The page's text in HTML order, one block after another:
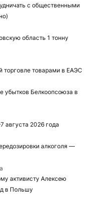
с общественными
область 1 тонну
торговле товарами в ЕАЭС
убытков Белкоопсоюза в
августа 2026 года
алкоголя —
активисту Алексею
в Польшу